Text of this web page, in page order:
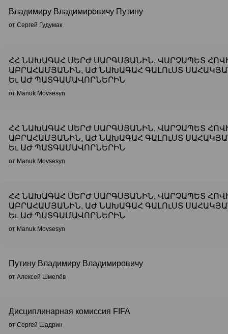
Владимиру Владимировичу Путину
от Сергей Гудумак
ՀՀ ՆԱԽԱԳԱՀ ՍԵՐԺ ՍԱՐԳՍՅԱՆԻՆ, ՎԱՐՉԱՊԵՏ
ԱԲՐԱՀԱՄՅԱՆԻՆ, ԱԺ ՆԱԽԱԳԱՀ ԳԱԼՈւՍՏ
Եւ ԱԺ ՊԱՏԳԱՄԱՎՈՐՆԵՐԻՆ
от Manuk Movsesyn
ՀՀ ՆԱԽԱԳԱՀ ՍԵՐԺ ՍԱՐԳՍՅԱՆԻՆ, ՎԱՐՉԱՊԵՏ
ԱԲՐԱՀԱՄՅԱՆԻՆ, ԱԺ ՆԱԽԱԳԱՀ ԳԱԼՈւՍՏ
Եւ ԱԺ ՊԱՏԳԱՄԱՎՈՐՆԵՐԻՆ
от Manuk Movsesyn
ՀՀ ՆԱԽԱԳԱՀ ՍԵՐԺ ՍԱՐԳՍՅԱՆԻՆ, ՎԱՐՉԱՊԵՏ
ԱԲՐԱՀԱՄՅԱՆԻՆ, ԱԺ ՆԱԽԱԳԱՀ ԳԱԼՈւՍՏ
Եւ ԱԺ ՊԱՏԳԱՄԱՎՈՐՆԵՐԻՆ
от Manuk Movsesyn
Путину Владимиру Владимировичу
от Алексей Шмелёв
Дисциплинарная комиссия FIFA
от Сергей Шадрин